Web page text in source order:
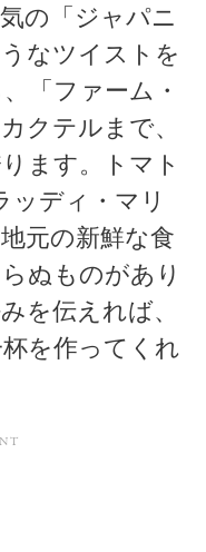
の「ジャパニ
なツイストを
「ファーム・
クテルまで、
ます。トマト
ッディ・マリ
元の新鮮な食
ぬものがあり
を伝えれば、
を作ってくれ